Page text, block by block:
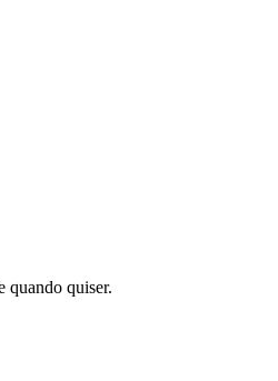
quando quiser.